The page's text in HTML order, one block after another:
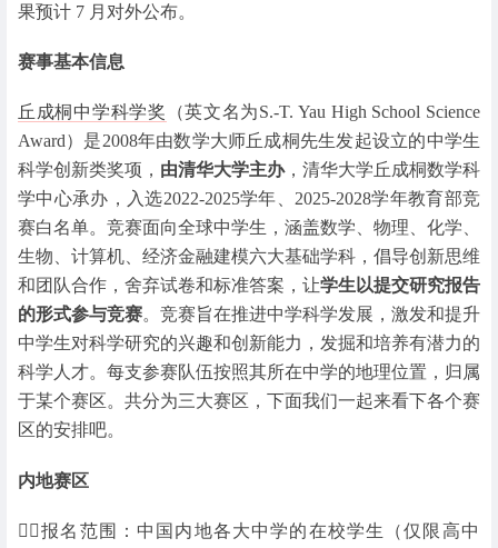
果预计 7 月对外公布。
赛事基本信息
丘成桐中学科学奖 （英文名为S.-T. Yau High School Science
Award）是2008年由数学大师丘成桐先生发起设立的中学生
科学创新类奖项， 由清华大学主办，清华大学丘成桐数学科
学中心承办，入选2022-2025学年、2025-2028学年教育部竞
赛白名单。竞赛面向全球中学生，涵盖数学、物理、化学、
生物、计算机、经济金融建模六大基础学科，倡导创新思维
和团队合作，舍弃试卷和标准答案，让学生以提交研究报告
的形式参与竞赛。竞赛旨在推进中学科学发展，激发和提升
中学生对科学研究的兴趣和创新能力，发掘和培养有潜力的
科学人才。每支参赛队伍按照其所在中学的地理位置，归属
于某个赛区。共分为三大赛区，下面我们一起来看下各个赛
区的安排吧。
内地赛区
👉🏻报名范围：中国内地各大中学的在校学生（仅限高中